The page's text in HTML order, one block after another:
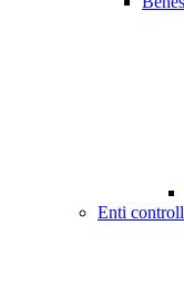
Enti